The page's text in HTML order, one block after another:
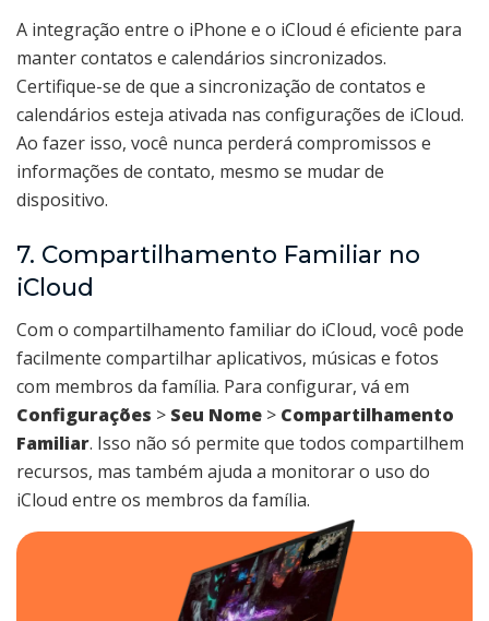
A integração entre o iPhone e o iCloud é eficiente para
manter contatos e calendários sincronizados.
Certifique-se de que a sincronização de contatos e
calendários esteja ativada nas configurações de iCloud.
Ao fazer isso, você nunca perderá compromissos e
informações de contato, mesmo se mudar de
dispositivo.
7. Compartilhamento Familiar no
iCloud
Com o compartilhamento familiar do iCloud, você pode
facilmente compartilhar aplicativos, músicas e fotos
com membros da família. Para configurar, vá em
Configurações > Seu Nome > Compartilhamento
Familiar. Isso não só permite que todos compartilhem
recursos, mas também ajuda a monitorar o uso do
iCloud entre os membros da família.